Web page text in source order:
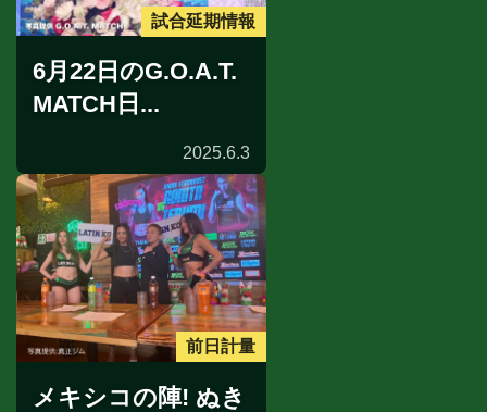
試合延期情報
6月22日のG.O.A.T.
MATCH日...
2025.6.3
前日計量
メキシコの陣! ぬき